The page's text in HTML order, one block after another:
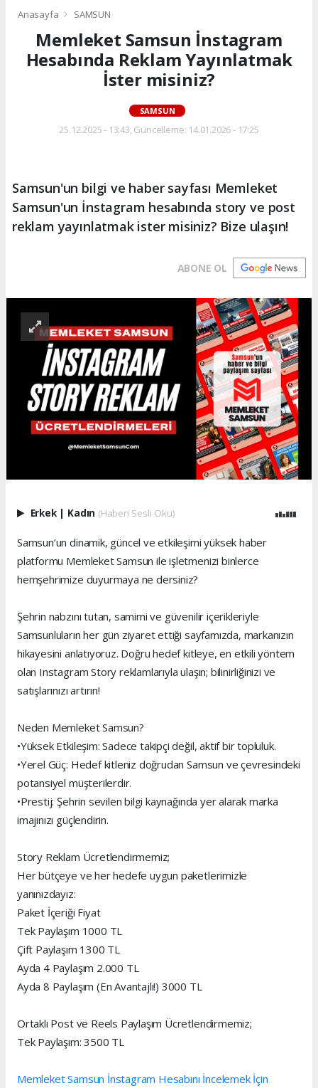
Anasayfa SAMSUN
Memleket Samsun İnstagram
Hesabında Reklam Yayınlatmak
İster misiniz?
SAMSUN
25.12.2025 - 13:43, Güncelleme: 14.01.2026 - 17:25
Samsun'un bilgi ve haber sayfası Memleket
Samsun'un İnstagram hesabında story ve post
reklam yayınlatmak ister misiniz? Bize ulaşın!
ABONE OL
Erkek | Kadın (Haberi Sesli Oku)
Samsun’un dinamik, güncel ve etkileşimi yüksek haber
platformu Memleket Samsun ile işletmenizi binlerce
hemşehrimize duyurmaya ne dersiniz?
Şehrin nabzını tutan, samimi ve güvenilir içerikleriyle
Samsunluların her gün ziyaret ettiği sayfamızda, markanızın
hikayesini anlatıyoruz. Doğru hedef kitleye, en etkili yöntem
olan Instagram Story reklamlarıyla ulaşın; bilinirliğinizi ve
satışlarınızı artırın!
Neden Memleket Samsun?
•Yüksek Etkileşim: Sadece takipçi değil, aktif bir topluluk.
•Yerel Güç: Hedef kitleniz doğrudan Samsun ve çevresindeki
potansiyel müşterilerdir.
•Prestij: Şehrin sevilen bilgi kaynağında yer alarak marka
imajınızı güçlendirin.
Story Reklam Ücretlendirmemiz;
Her bütçeye ve her hedefe uygun paketlerimizle
yanınızdayız:
Paket İçeriği Fiyat
Tek Paylaşım 1000 TL
Çift Paylaşım 1300 TL
Ayda 4 Paylaşım 2.000 TL
Ayda 8 Paylaşım (En Avantajlı!) 3000 TL
Ortaklı Post ve Reels Paylaşım Ücretlendirmemiz;
Tek Paylaşım: 3500 TL
Memleket Samsun İnstagram Hesabını İncelemek İçin